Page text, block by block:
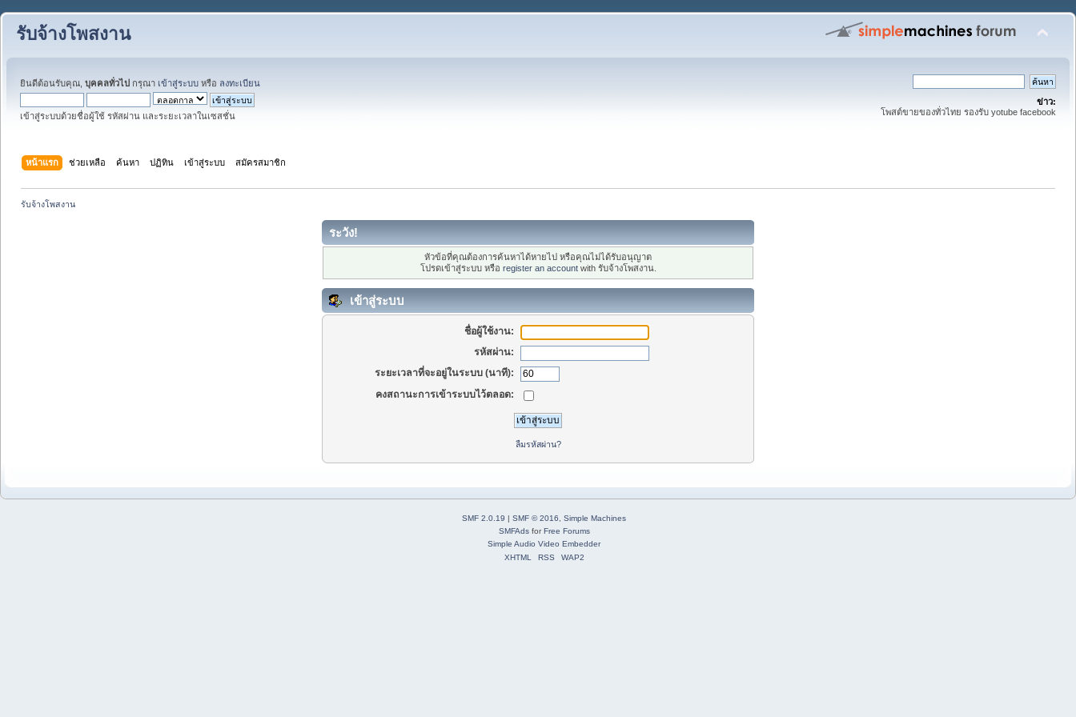
รับจ้างโพสงาน
ยินดีต้อนรับคุณ, บุคคลทั่วไป กรุณา เข้าสู่ระบบ หรือ ลงทะเบียน
เข้าสู่ระบบด้วยชื่อผู้ใช้ รหัสผ่าน และระยะเวลาในเซสชั่น
ข่าว:
โพสต์ขายของทั่วไทย รองรับ yotube facebook
หน้าแรก ช่วยเหลือ ค้นหา ปฏิทิน เข้าสู่ระบบ สมัครสมาชิก
รับจ้างโพสงาน
ระวัง!
หัวข้อที่คุณต้องการค้นหาได้หายไป หรือคุณไม่ได้รับอนุญาต
โปรดเข้าสู่ระบบ หรือ register an accountwith รับจ้างโพสงาน.
เข้าสู่ระบบ
ชื่อผู้ใช้งาน:
รหัสผ่าน:
ระยะเวลาที่จะอยู่ในระบบ (นาที):
คงสถานะการเข้าระบบไว้ตลอด:
ลืมรหัสผ่าน?
SMF 2.0.19 | SMF © 2016
Simple Machines
SMFAdsforFree Forums
Simple Audio Video Embedder
XHTML
RSS WAP2